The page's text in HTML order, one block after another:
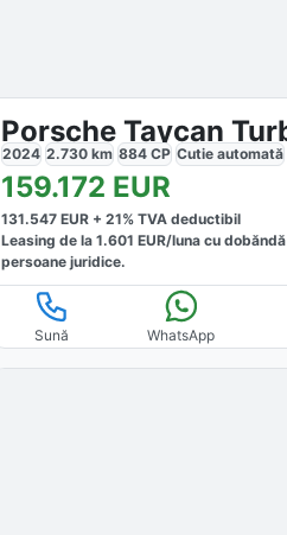
2024 2.730 km 884 CP Cutieautomată
159.172 EUR
131.547 EUR +21% TVA deductibil
Leasing de la1.601 EUR/luna cu dobăndă
persoane juridice.
Sună WhatsApp